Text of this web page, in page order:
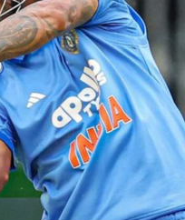
ശേഷം ബോളർ
ആമായി
ബൗണ്‍സ്
സാധാരണ
നാലു പേര്‍ കാഴ്ച
കൂടാതെ കണ്ണു
ഇറങ്ങാൻ.